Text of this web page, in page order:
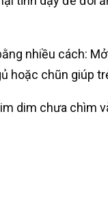
nhiều cách:
hoặc chũn giúp
dim chưa chìm